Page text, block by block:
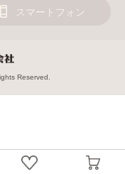
スマートフォン
Reserved.